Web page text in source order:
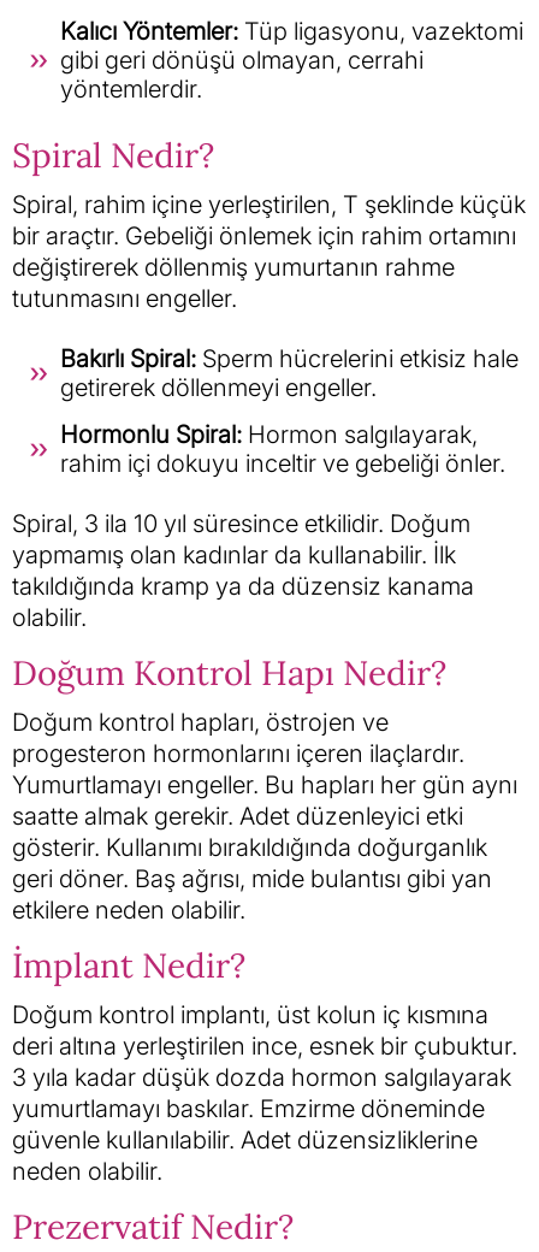
Kalıcı Yöntemler: Tüp ligasyonu, vazektomi
gibi geri dönüşü olmayan, cerrahi
yöntemlerdir.
Spiral Nedir?
Spiral, rahim içine yerleştirilen, T şeklinde küçük
bir araçtır. Gebeliği önlemek için rahim ortamını
değiştirerek döllenmiş yumurtanın rahme
tutunmasını engeller.
Bakırlı Spiral: Sperm hücrelerini etkisiz hale
getirerek döllenmeyi engeller.
Hormonlu Spiral: Hormon salgılayarak,
rahim içi dokuyu inceltir ve gebeliği önler.
Spiral, 3 ila 10 yıl süresince etkilidir. Doğum
yapmamış olan kadınlar da kullanabilir. İlk
takıldığında kramp ya da düzensiz kanama
olabilir.
Doğum Kontrol Hapı Nedir?
Doğum kontrol hapları, östrojen ve
progesteron hormonlarını içeren ilaçlardır.
Yumurtlamayı engeller. Bu hapları her gün aynı
saatte almak gerekir. Adet düzenleyici etki
gösterir. Kullanımı bırakıldığında doğurganlık
geri döner. Baş ağrısı, mide bulantısı gibi yan
etkilere neden olabilir.
İmplant Nedir?
Doğum kontrol implantı, üst kolun iç kısmına
deri altına yerleştirilen ince, esnek bir çubuktur.
3 yıla kadar düşük dozda hormon salgılayarak
yumurtlamayı baskılar. Emzirme döneminde
güvenle kullanılabilir. Adet düzensizliklerine
neden olabilir.
Prezervatif Nedir?